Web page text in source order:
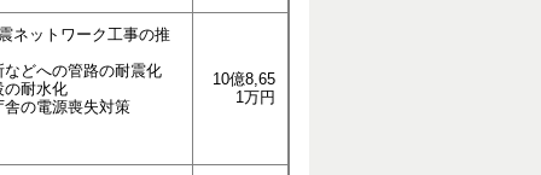
ネットワーク工事の推
などへの管路の耐震化
の耐水化
舎の電源喪失対策
10億8,65
1万円